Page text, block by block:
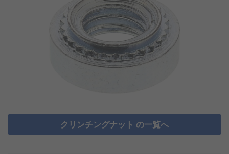
クリンチングナット の一覧へ